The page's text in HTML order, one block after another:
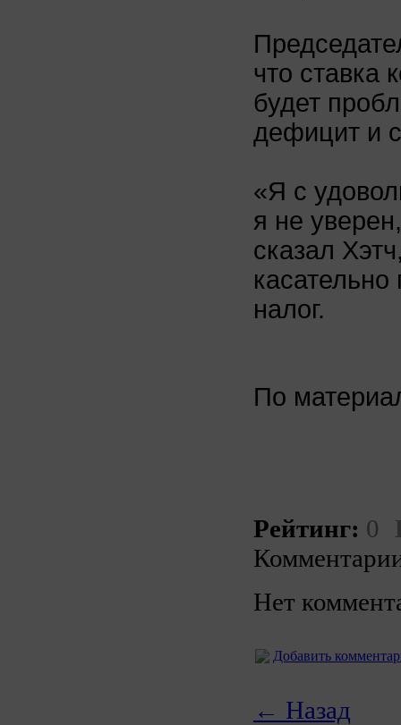
что ставка
будет
дефицит и
«Я с
я не
сказал
налог.
По
Рейтинг: 0
Нет
Добавить
← Назад